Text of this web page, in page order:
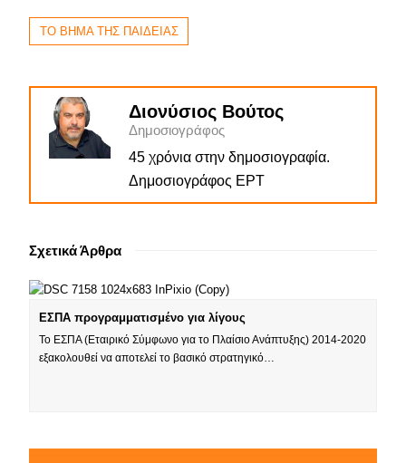
ΤΟ ΒΗΜΑ ΤΗΣ ΠΑΙΔΕΙΑΣ
Διονύσιος Βούτος
Δημοσιογράφος
45 χρόνια στην δημοσιογραφία.
Δημοσιογράφος ΕΡΤ
Σχετικά Άρθρα
ΕΣΠΑ προγραμματισμένο για λίγους
Το ΕΣΠΑ (Εταιρικό Σύμφωνο για το Πλαίσιο Ανάπτυξης) 2014-2020
εξακολουθεί να αποτελεί το βασικό στρατηγικό…